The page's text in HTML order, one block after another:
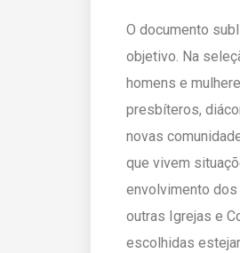
O documento
objetivo. Na
homens e
presbíteros,
novas
que vivem
envolvimento dos
outras Igrejas e
escolhidas